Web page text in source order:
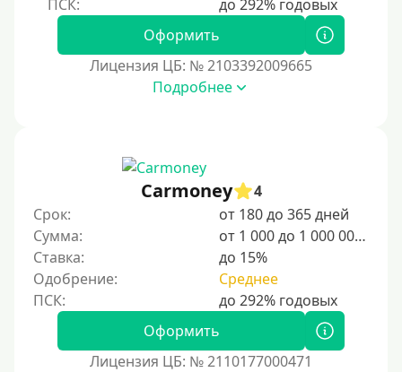
Для иностранцев, проживающих в Армении
Для граждан Узбекистана, проживающих за рубежом
Для граждан СНГ
300 руб
400 руб
500 руб
1000 руб
Оформить
Лицензия ЦБ: № 2103392009665
Подробнее
Carmoney
4
Срок:
от 180 до 365 дней
Сумма:
от 1 000 до 1 000 000 ₽
Ставка:
до 15%
Одобрение:
Среднее
Оформить
Лицензия ЦБ: № 2110177000471